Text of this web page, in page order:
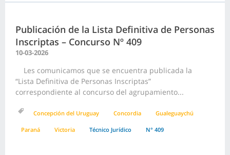
Publicación de la Lista Definitiva de Personas
Inscriptas – Concurso Nº 409
10-03-2026
Les comunicamos que se encuentra publicada la
“Lista Definitiva de Personas Inscriptas”
correspondiente al concurso del agrupamiento...
Concepción del Uruguay Concordia Gualeguaychú
Paraná Victoria Técnico Jurídico N° 409